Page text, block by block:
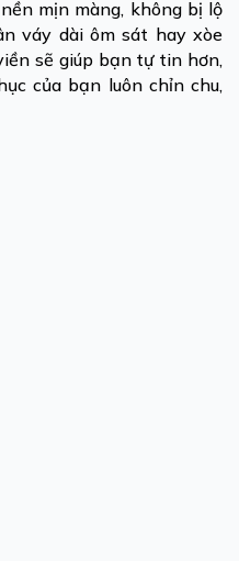
mịn màng, không bị lộ
váy dài ôm sát hay xòe
sẽ giúp bạn tự tin hơn,
của bạn luôn chỉn chu,